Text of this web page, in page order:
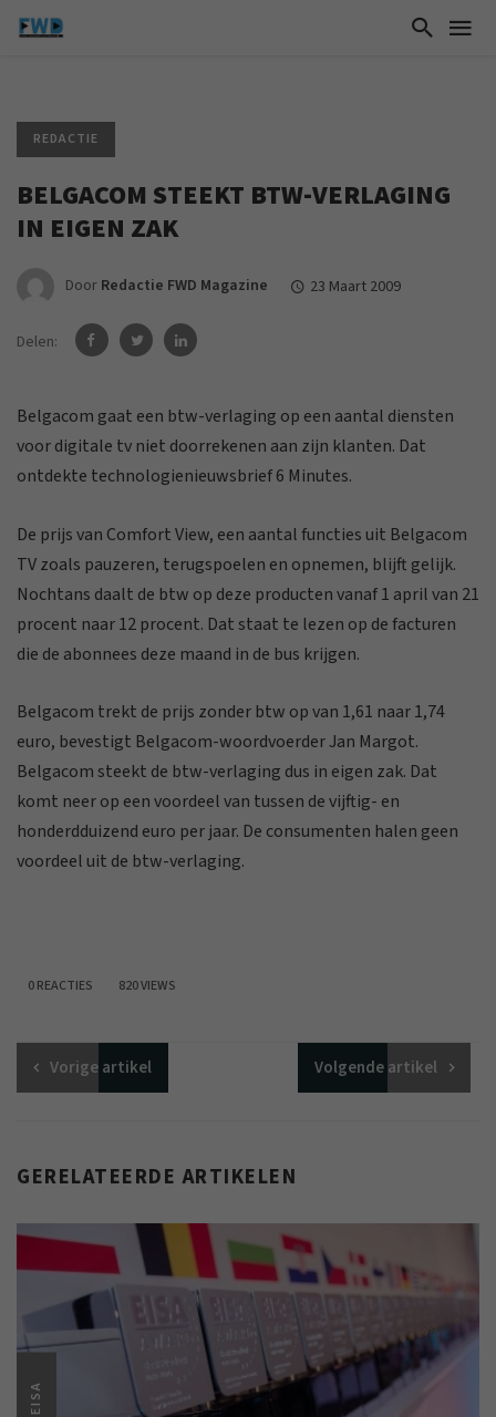
REDACTIE
BELGACOM STEEKT BTW-VERLAGING
IN EIGEN ZAK
Door Redactie FWD Magazine 23 Maart 2009
Delen:
Belgacom gaat een btw-verlaging op een aantal diensten
voor digitale tv niet doorrekenen aan zijn klanten. Dat
ontdekte technologienieuwsbrief 6 Minutes.
De prijs van Comfort View, een aantal functies uit Belgacom
TV zoals pauzeren, terugspoelen en opnemen, blijft gelijk.
Nochtans daalt de btw op deze producten vanaf 1 april van 21
procent naar 12 procent. Dat staat te lezen op de facturen
die de abonnees deze maand in de bus krijgen.
Belgacom trekt de prijs zonder btw op van 1,61 naar 1,74
euro, bevestigt Belgacom-woordvoerder Jan Margot.
Belgacom steekt de btw-verlaging dus in eigen zak. Dat
komt neer op een voordeel van tussen de vijftig- en
honderdduizend euro per jaar. De consumenten halen geen
voordeel uit de btw-verlaging.
0 REACTIES 820 VIEWS
Vorigeartikel Volgendeartikel
GERELATEERDE ARTIKELEN
EISA